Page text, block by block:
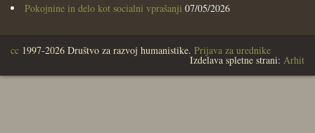
Pokojnine in delo kot socialni vprašanji 07/05/2026
cc 1997-2026 Društvo za razvoj humanistike. Prijava za urednike
Izdelava spletne strani: Arhit